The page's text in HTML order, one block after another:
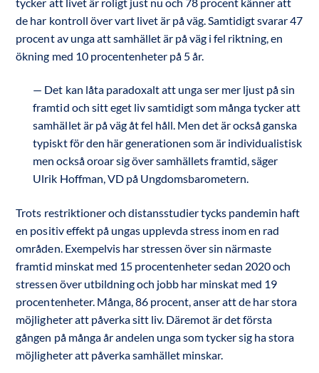
de har kontroll över vart livet är på väg. Samtidigt svarar 47
procent av unga att samhället är på väg i fel riktning, en
ökning med 10 procentenheter på 5 år.
Det kan låta paradoxalt att unga ser mer ljust på sin
framtid och sitt eget liv samtidigt som många tycker att
samhället är på väg åt fel håll. Men det är också ganska
typiskt för den här generationen som är individualistisk
men också oroar sig över samhällets framtid, säger
Ulrik Hoffman, VD på Ungdomsbarometern.
Trots restriktioner och distansstudier tycks pandemin haft
en positiv effekt på ungas upplevda stress inom en rad
områden. Exempelvis har stressen över sin närmaste
framtid minskat med 15 procentenheter sedan 2020 och
stressen över utbildning och jobb har minskat med 19
procentenheter. Många, 86 procent, anser att de har stora
möjligheter att påverka sitt liv. Däremot är det första
gången på många år andelen unga som tycker sig ha stora
möjligheter att påverka samhället minskar.